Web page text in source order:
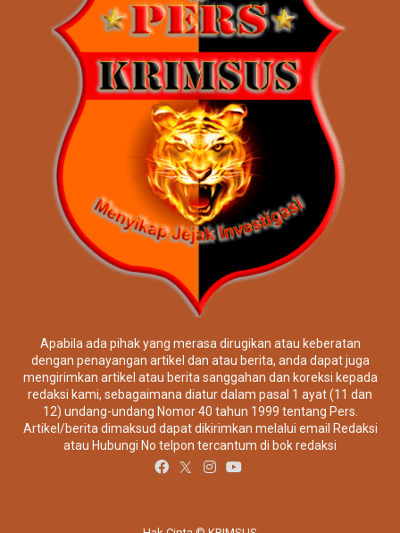
Apabila ada pihak yang merasa dirugikan atau keberatan
dengan penayangan artikel dan atau berita, anda dapat juga
mengirimkan artikel atau berita sanggahan dan koreksi kepada
redaksi kami, sebagaimana diatur dalam pasal 1 ayat (11 dan
12) undang-undang Nomor 40 tahun 1999 tentang Pers.
Artikel/berita dimaksud dapat dikirimkan melalui email Redaksi
atau Hubungi No telpon tercantum di bok redaksi